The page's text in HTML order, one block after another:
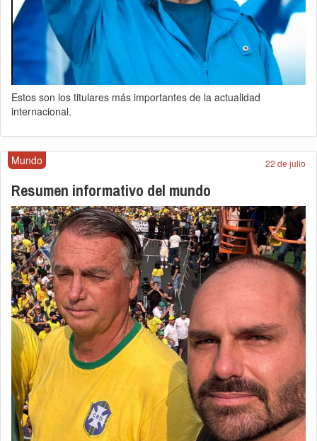
Estos son los titulares más importantes de la actualidad
internacional.
Mundo 22 de julio
Resumen informativo del mundo